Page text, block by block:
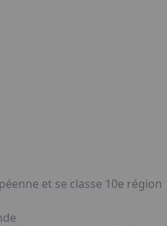
et se classe 10e région